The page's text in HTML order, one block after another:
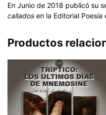
En Junio de 2018 publicó su
callados en la Editorial Poesía
Productos